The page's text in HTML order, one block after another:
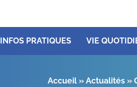
INFOS PRATIQUES VIE
Accueil» Actualités»